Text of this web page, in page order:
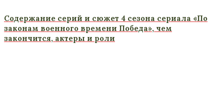
Содержание серий и сюжет 4 сезона сериала «По
законам военного времени Победа», чем
закончится, актеры и роли